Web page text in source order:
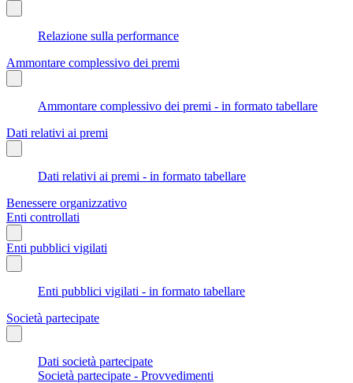
Relazione sulla performance
Ammontare complessivo dei premi
Ammontare complessivo dei premi - in formato tabellare
Dati relativi ai premi
Dati relativi ai premi - in formato tabellare
Benessere organizzativo
Enti controllati
Enti pubblici vigilati
Enti pubblici vigilati - in formato tabellare
Società partecipate
Dati società partecipate
Società partecipate - Provvedimenti